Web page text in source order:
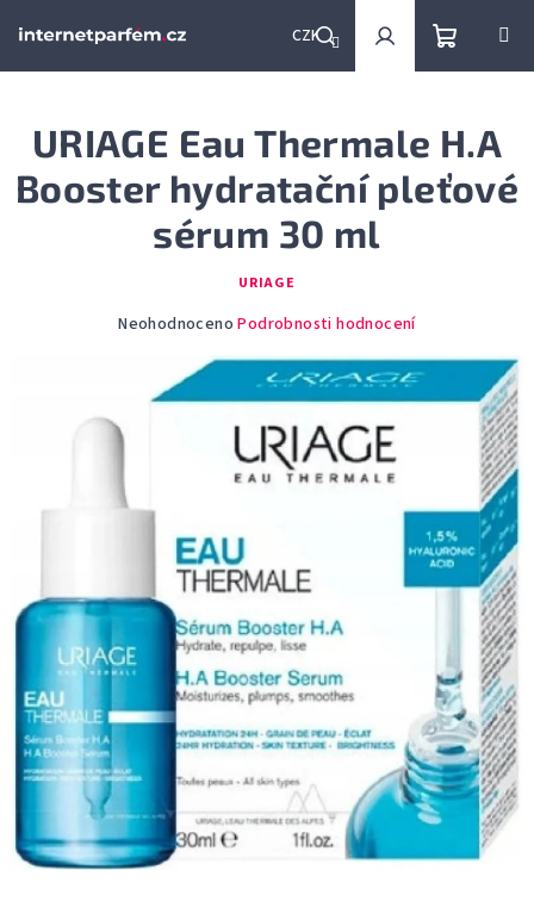
CZK
Hledat PřihlášeníNákupní
košík
URIAGE Eau Thermale H.A
Booster hydratační pleťové
sérum 30 ml
URIAGE
Průměrné
produktu
0,0
z
hvězdiček.
Neohodnoceno Podrobnosti hodnocení